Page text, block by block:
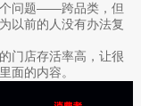
问题——跨品类，但
以前的人没有办法复
门店存活率高，让很
面的内容。